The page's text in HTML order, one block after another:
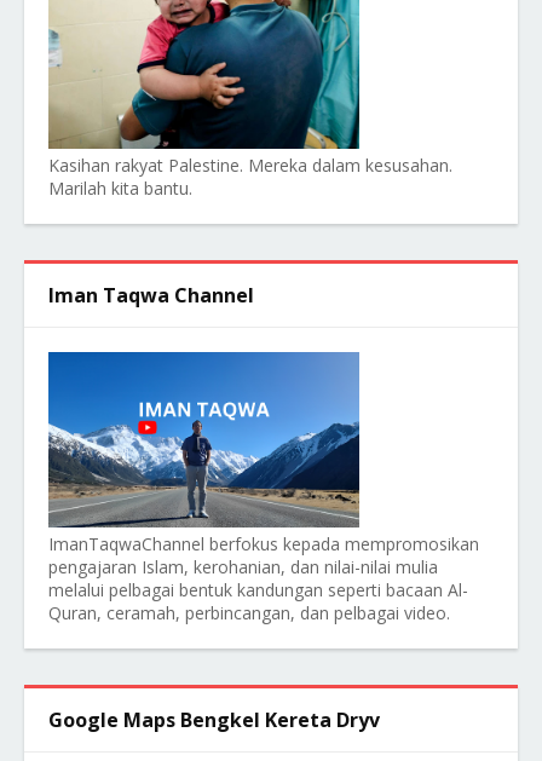
Kasihan rakyat Palestine. Mereka dalam kesusahan.
Marilah kita bantu.
Iman Taqwa Channel
ImanTaqwaChannel berfokus kepada mempromosikan
pengajaran Islam, kerohanian, dan nilai-nilai mulia
melalui pelbagai bentuk kandungan seperti bacaan Al-
Quran, ceramah, perbincangan, dan pelbagai video.
Google Maps Bengkel Kereta Dryv